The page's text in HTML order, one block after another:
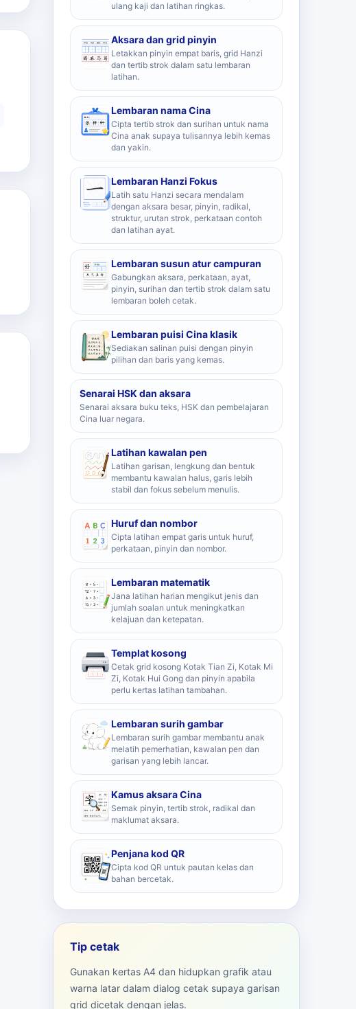
ulang kaji dan latihan ringkas.
Aksara dan grid pinyin
Letakkan pinyin empat baris, grid Hanzi
dan tertib strok dalam satu lembaran
latihan.
Lembaran nama Cina
Cipta tertib strok dan surihan untuk nama
Cina anak supaya tulisannya lebih kemas
dan yakin.
Lembaran Hanzi Fokus
Latih satu Hanzi secara mendalam
dengan aksara besar, pinyin, radikal,
struktur, urutan strok, perkataan contoh
dan latihan ayat.
Lembaran susun atur campuran
Gabungkan aksara, perkataan, ayat,
pinyin, surihan dan tertib strok dalam satu
lembaran boleh cetak.
Lembaran puisi Cina klasik
Sediakan salinan puisi dengan pinyin
pilihan dan baris yang kemas.
Senarai HSK dan aksara
Senarai aksara buku teks, HSK dan pembelajaran
Cina luar negara.
Latihan kawalan pen
Latihan garisan, lengkung dan bentuk
membantu kawalan halus, garis lebih
stabil dan fokus sebelum menulis.
Huruf dan nombor
Cipta latihan empat garis untuk huruf,
perkataan, pinyin dan nombor.
Lembaran matematik
Jana latihan harian mengikut jenis dan
jumlah soalan untuk meningkatkan
kelajuan dan ketepatan.
Templat kosong
Cetak grid kosong Kotak Tian Zi, Kotak Mi
Zi, Kotak Hui Gong dan pinyin apabila
perlu kertas latihan tambahan.
Lembaran surih gambar
Lembaran surih gambar membantu anak
melatih pemerhatian, kawalan pen dan
garisan yang lebih lancar.
Kamus aksara Cina
Semak pinyin, tertib strok, radikal dan
maklumat aksara.
Penjana kod QR
Cipta kod QR untuk pautan kelas dan
bahan bercetak.
Tip cetak
Gunakan kertas A4 dan hidupkan grafik atau
warna latar dalam dialog cetak supaya garisan
grid dicetak dengan jelas.